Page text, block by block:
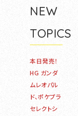
NEW
TOPICS
本日発売！
HG ガンダ
ムレオパル
ド、ポケプラ
セレクトシ